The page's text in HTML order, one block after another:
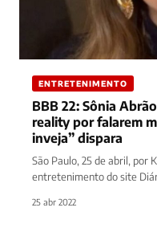
ENTRETENIMENTO
BBB 22: Sônia
reality por falarem
inveja” dispara
São Paulo, 25 de abril, por
entretenimento do site
25 abr 2022